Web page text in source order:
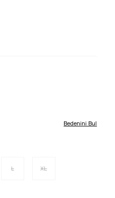
Bedenini Bul
L XL